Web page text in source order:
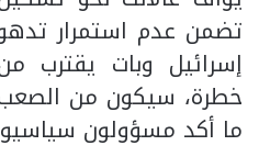
تضمن عدم استمرار
إسرائيل وبات يقترب
خطرة، سيكون من
ما أكد مسؤولون